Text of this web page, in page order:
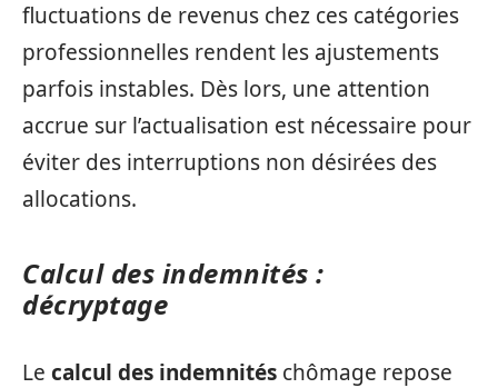
fluctuations de revenus chez ces catégories
professionnelles rendent les ajustements
parfois instables. Dès lors, une attention
accrue sur l’actualisation est nécessaire pour
éviter des interruptions non désirées des
allocations.
Calcul des indemnités :
décryptage
Le calcul des indemnités chômage repose